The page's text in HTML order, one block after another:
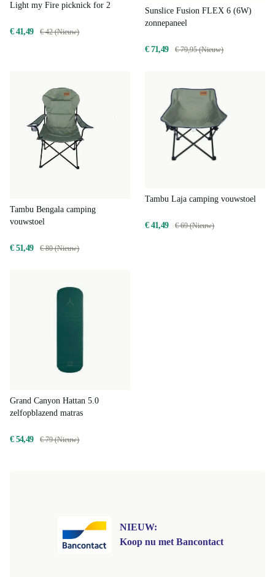
Light my Fire picknick for 2
€ 41,49 € 42 (Nieuw)
Sunslice Fusion FLEX 6 (6W)
zonnepaneel
€ 71,49 € 79,95 (Nieuw)
Tambu Bengala camping
vouwstoel
€ 51,49 € 80 (Nieuw)
Tambu Laja camping vouwstoel
€ 41,49 € 69 (Nieuw)
Grand Canyon Hattan 5.0
zelfopblazend matras
€ 54,49 € 79 (Nieuw)
NIEUW:
Koop nu met Bancontact